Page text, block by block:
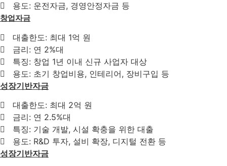
용도: 운전자금, 경영안정자금 등
창업자금
대출한도: 최대 1억 원
금리: 연 2%대
특징: 창업 1년 이내 신규 사업자 대상
용도: 초기 창업비용, 인테리어, 장비구입 등
성장기반자금
대출한도: 최대 2억 원
금리: 연 2.5%대
특징: 기술 개발, 시설 확충을 위한 대출
용도: R&D 투자, 설비 확장, 디지털 전환 등
성장기반자금